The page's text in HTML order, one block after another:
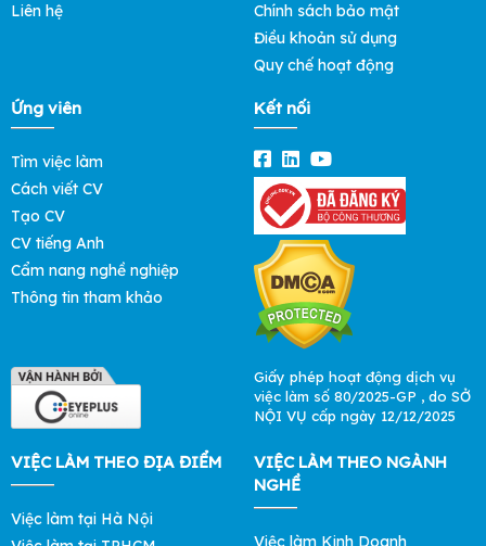
Liên hệ
Chính sách bảo mật
Điều khoản sử dụng
Quy chế hoạt động
Ứng viên
Tìm việc làm
Cách viết CV
Tạo CV
CV tiếng Anh
Cẩm nang nghề nghiệp
Thông tin tham khảo
Kết nối
Giấy phép hoạt động dịch vụ
việc làm số 80/2025-GP , do SỞ
NỘI VỤ cấp ngày 12/12/2025
VIỆC LÀM THEO ĐỊA ĐIỂM
Việc làm tại Hà Nội
VIỆC LÀM THEO NGÀNH
NGHỀ
Việc làm Kinh Doanh